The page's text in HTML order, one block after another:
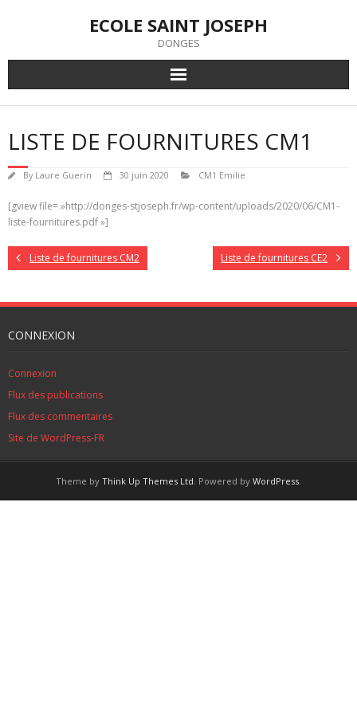
ECOLE SAINT JOSEPH
DONGES
LISTE DE FOURNITURES CM1
By Laure Guerin 30 juin 2020 CM1 Emilie
[gview file= »http://donges-stjoseph.fr/wp-content/uploads/2020/06/CM1-
liste-fournitures.pdf »]
Liste de fournitures CM2 Liste de fournitures CE2
CONNEXION
Connexion
Flux des publications
Flux des commentaires
Site de WordPress-FR
Theme by Think Up Themes Ltd. Powered by WordPress.